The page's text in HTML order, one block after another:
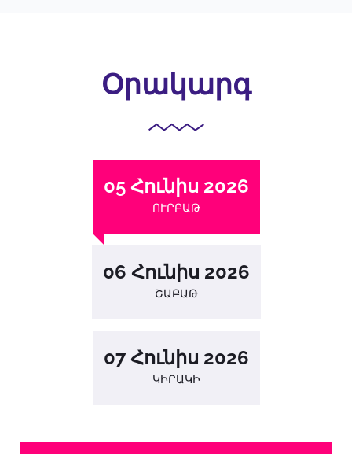
Օրակարգ
05 Հունիս 2026
ՈՒՐԲԱԹ
06 Հունիս 2026
ՇԱԲԱԹ
07 Հունիս 2026
ԿԻՐԱԿԻ